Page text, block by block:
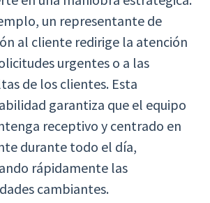
un representante de
al cliente redirige la atención
urgentes o a las
de los clientes. Esta
garantiza que el equipo
receptivo y centrado en
durante todo el día,
rápidamente las
cambiantes.